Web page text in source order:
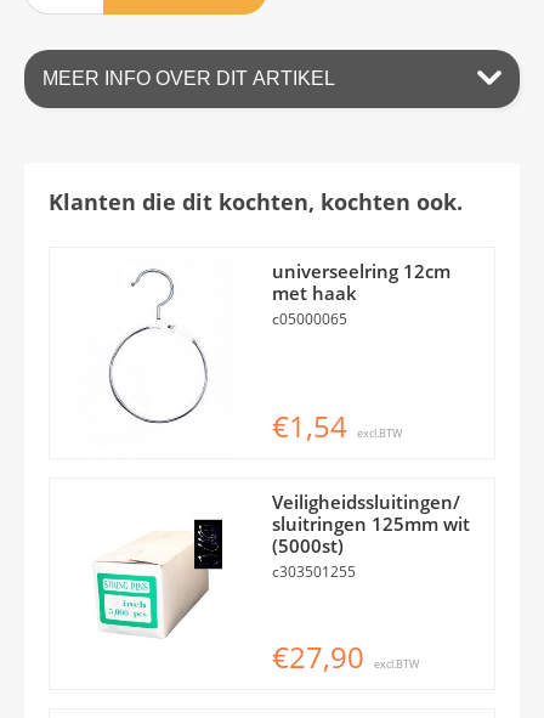
MEER INFO OVER DIT ARTIKEL
Klanten die dit kochten, kochten ook.
universeelring 12cm
met haak
c05000065
€1,54 excl.BTW
Veiligheidssluitingen/
sluitringen 125mm wit
(5000st)
c303501255
€27,90 excl.BTW